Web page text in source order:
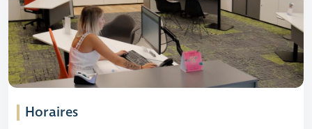
Horaires